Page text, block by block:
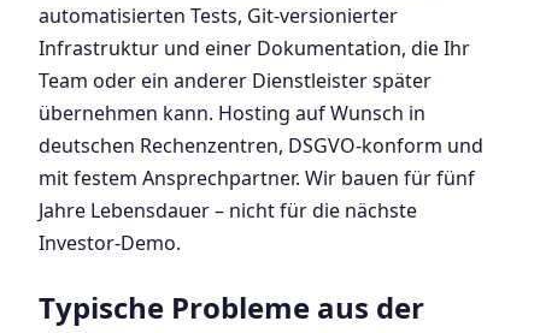
automatisierten Tests, Git-versionierter
Infrastruktur und einer Dokumentation, die Ihr
Team oder ein anderer Dienstleister später
übernehmen kann. Hosting auf Wunsch in
deutschen Rechenzentren, DSGVO-konform und
mit festem Ansprechpartner. Wir bauen für fünf
Jahre Lebensdauer – nicht für die nächste
Investor-Demo.
Typische Probleme aus der